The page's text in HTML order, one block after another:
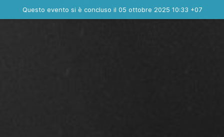
Questo evento si è concluso il 05 ottobre 2025 10:33 +07